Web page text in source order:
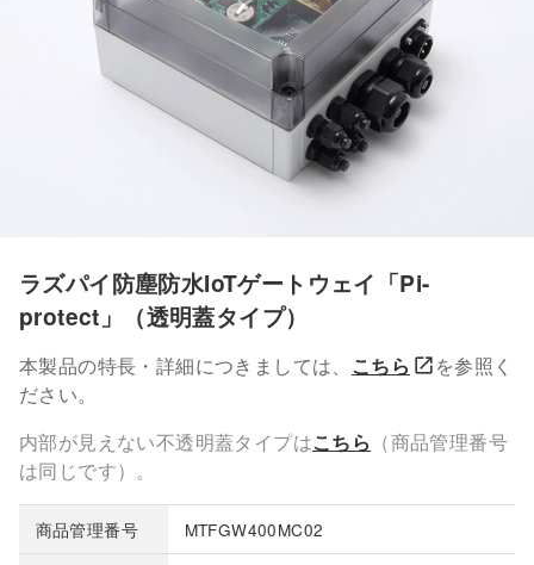
ラズパイ防塵防水IoTゲートウェイ「Pi-
protect」（透明蓋タイプ）
本製品の特長・詳細につきましては、 こちら
を参照く
ださい。
内部が見えない不透明蓋タイプはこちら （商品管理番号
は同じです）。
商品管理番号 MTFGW400MC02